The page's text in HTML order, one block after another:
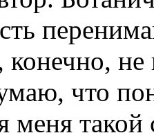
не
что
меня такой